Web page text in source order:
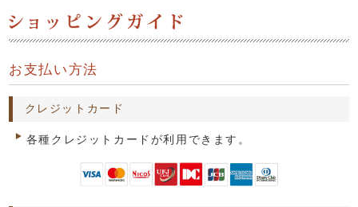
お支払い方法
クレジットカード
各種クレジットカードが利用できます。